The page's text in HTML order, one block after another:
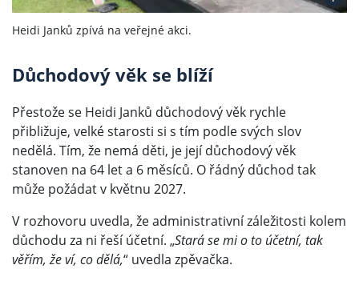
Heidi Janků zpívá na veřejné akci.
Důchodový věk se blíží
Přestože se Heidi Janků důchodový věk rychle
přibližuje, velké starosti si s tím podle svých slov
nedělá. Tím, že nemá děti, je její důchodový věk
stanoven na 64 let a 6 měsíců. O řádný důchod tak
může požádat v květnu 2027.
V rozhovoru uvedla, že administrativní záležitosti kolem
důchodu za ni řeší účetní. „Stará se mi o to účetní, tak
věřím, že ví, co dělá,“ uvedla zpěvačka.